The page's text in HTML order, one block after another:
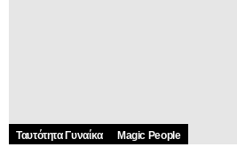
Ταυτότητα Γυναίκα Magic People